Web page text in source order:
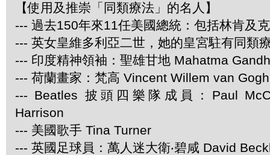
【使用及推崇「同類療法」的名人】
--- 過去150年來11任美國總統：包括林肯及
--- 英女皇維多利亞二世，她的皇宮駐有同類
--- 印度精神領袖：聖雄甘地 Mahatma
--- 荷蘭畫家：梵高 Vincent Willem van Gogh
--- Beatles 披頭四樂隊成員：Paul
Harrison
--- 美國歌手 Tina Turner
--- 英國足球員：萬人迷大衛‧碧咸 David